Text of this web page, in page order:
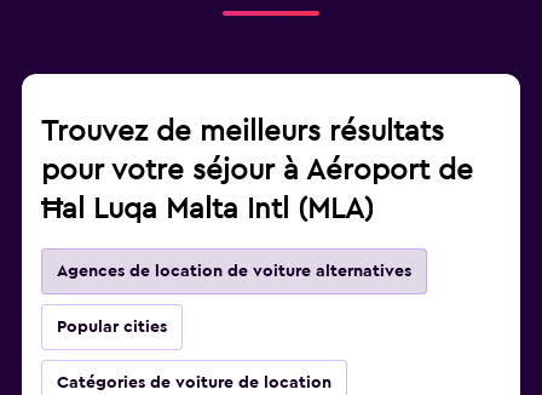
Trouvez de meilleurs résultats
pour votre séjour à Aéroport de
Ħal Luqa Malta Intl (MLA)
Agences de location de voiture alternatives
Popular cities
Catégories de voiture de location